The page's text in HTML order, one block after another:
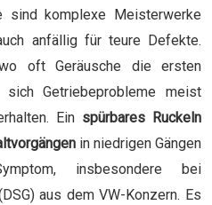
sind komplexe Meisterwerke
anfällig für teure Defekte.
oft Geräusche die ersten
sich Getriebeprobleme meist
Ein spürbares Ruckeln
in niedrigen Gängen
insbesondere bei
aus dem VW-Konzern. Es